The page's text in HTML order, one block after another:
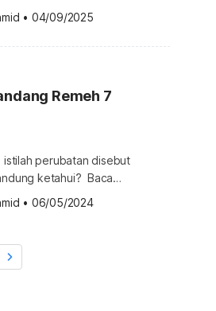
cara penjagaan yang
kepada kehamilan
• 04/09/2025
Remeh 7
istilah perubatan disebut
ketahui? Baca
ibu hamil plasenta previa.
sila dapatkannya di
sama, […]
• 06/05/2024